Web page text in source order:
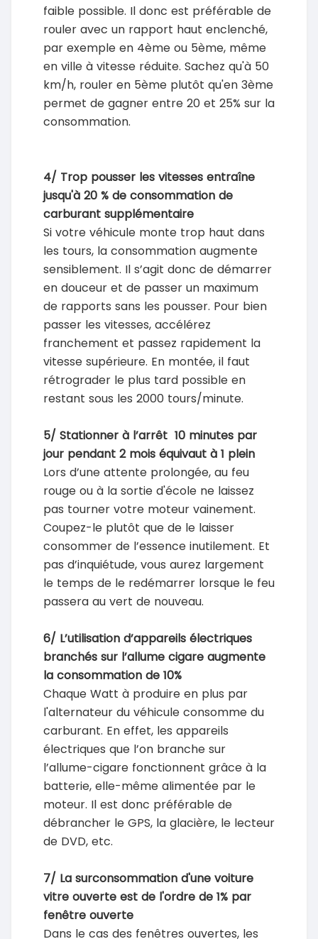
faible possible. Il donc est préférable de
rouler avec un rapport haut enclenché,
par exemple en 4ème ou 5ème, même
en ville à vitesse réduite. Sachez qu'à 50
km/h, rouler en 5ème plutôt qu'en 3ème
permet de gagner entre 20 et 25% sur la
consommation.
4/ Trop pousser les vitesses entraîne
jusqu'à 20 % de consommation de
carburant supplémentaire
Si votre véhicule monte trop haut dans
les tours, la consommation augmente
sensiblement. Il s’agit donc de démarrer
en douceur et de passer un maximum
de rapports sans les pousser. Pour bien
passer les vitesses, accélérez
franchement et passez rapidement la
vitesse supérieure. En montée, il faut
rétrograder le plus tard possible en
restant sous les 2000 tours/minute.
5/ Stationner à l’arrêt 10 minutes par
jour pendant 2 mois équivaut à 1 plein
Lors d’une attente prolongée, au feu
rouge ou à la sortie d'école ne laissez
pas tourner votre moteur vainement.
Coupez-le plutôt que de le laisser
consommer de l’essence inutilement. Et
pas d’inquiétude, vous aurez largement
le temps de le redémarrer lorsque le feu
passera au vert de nouveau.
6/ L’utilisation d’appareils électriques
branchés sur l’allume cigare augmente
la consommation de 10%
Chaque Watt à produire en plus par
l'alternateur du véhicule consomme du
carburant. En effet, les appareils
électriques que l’on branche sur
l’allume-cigare fonctionnent grâce à la
batterie, elle-même alimentée par le
moteur. Il est donc préférable de
débrancher le GPS, la glacière, le lecteur
de DVD, etc.
7/ La surconsommation d'une voiture
vitre ouverte est de l'ordre de 1% par
fenêtre ouverte
Dans le cas des fenêtres ouvertes, les